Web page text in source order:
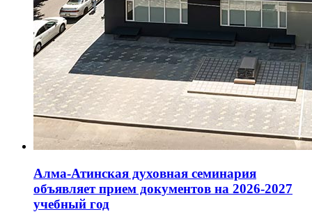
Алма-Атинская духовная семинария
объявляет прием документов на 2026-2027
учебный год